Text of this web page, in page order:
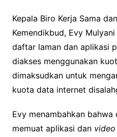
Kepala Biro Kerja Sama
Kemendikbud, Evy
daftar laman dan aplikasi
diakses menggunakan
dimaksudkan untuk
kuota data internet
Evy menambahkan
memuat aplikasi dan